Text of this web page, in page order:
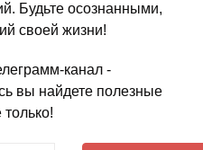
Будьте осознанными,
своей жизни!
канал -
вы найдете полезные